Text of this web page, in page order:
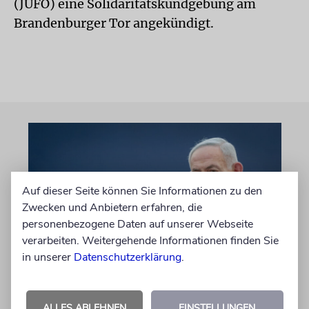
(JUFO) eine Solidaritätskundgebung am
Brandenburger Tor angekündigt.
Netanjahu geht auf
Auf dieser Seite können Sie Informationen zu den
Zwecken und Anbietern erfahren, die
personenbezogene Daten auf unserer Webseite
verarbeiten. Weitergehende Informationen finden Sie
in unserer Datenschutzerklärung.